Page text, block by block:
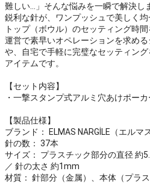
難しい…」そんな悩みを一瞬で解決し
鋭利な針が、ワンプッシュで美しく均
トップ（ボウル）のセッティング時
運営で素早いオペレーションを求め
や、自宅で手軽に完璧なセッティン
アイテムです。
【セット内容】
・一撃スタンプ式アルミ穴あけポー
【製品仕様】
ブランド： ELMAS NARGİLE（エルマス
針の数： 37本
サイズ： プラスチック部分の直径 約
／ 針の太さ 約1mm
材質： 針部分（金属）、本体（プラス